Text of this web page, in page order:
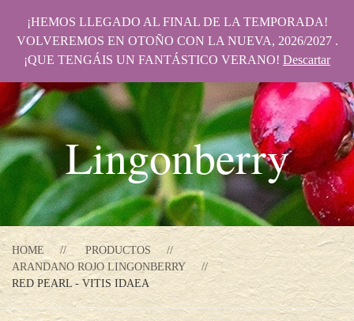
Lingonberry
HOME
PRODUCTOS
ARANDANO ROJO LINGONBERRY
RED PEARL - VITIS IDAEA
¡HEMOS LLEGADO AL FINAL DE LA TEMPORADA!
VOLVEREMOS EN OTOÑO CON LA NUEVA, 2026/2027 .
¡QUE TENGÁIS UN FANTÁSTICO VERANO! Descartar